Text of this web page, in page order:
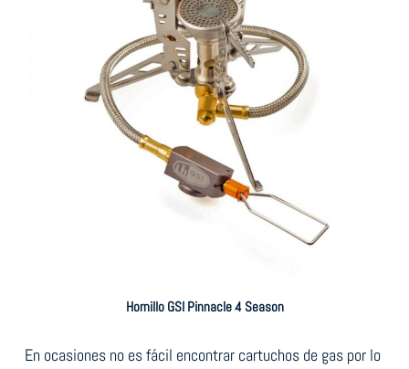
Hornillo GSI Pinnacle 4 Season
En ocasiones no es fácil encontrar cartuchos de gas por lo